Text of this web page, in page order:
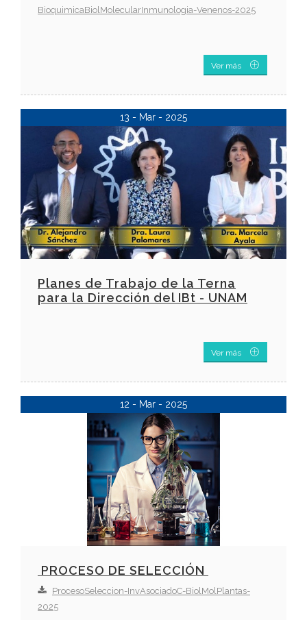
BioquimicaBiolMolecularInmunologia-Venenos-2025
Ver más
13 - Mar - 2025
Planes de Trabajo de la Terna
para la Dirección del IBt - UNAM
Ver más
12 - Mar - 2025
PROCESO DE SELECCIÓN
ProcesoSeleccion-InvAsociadoC-BiolMolPlantas-
2025